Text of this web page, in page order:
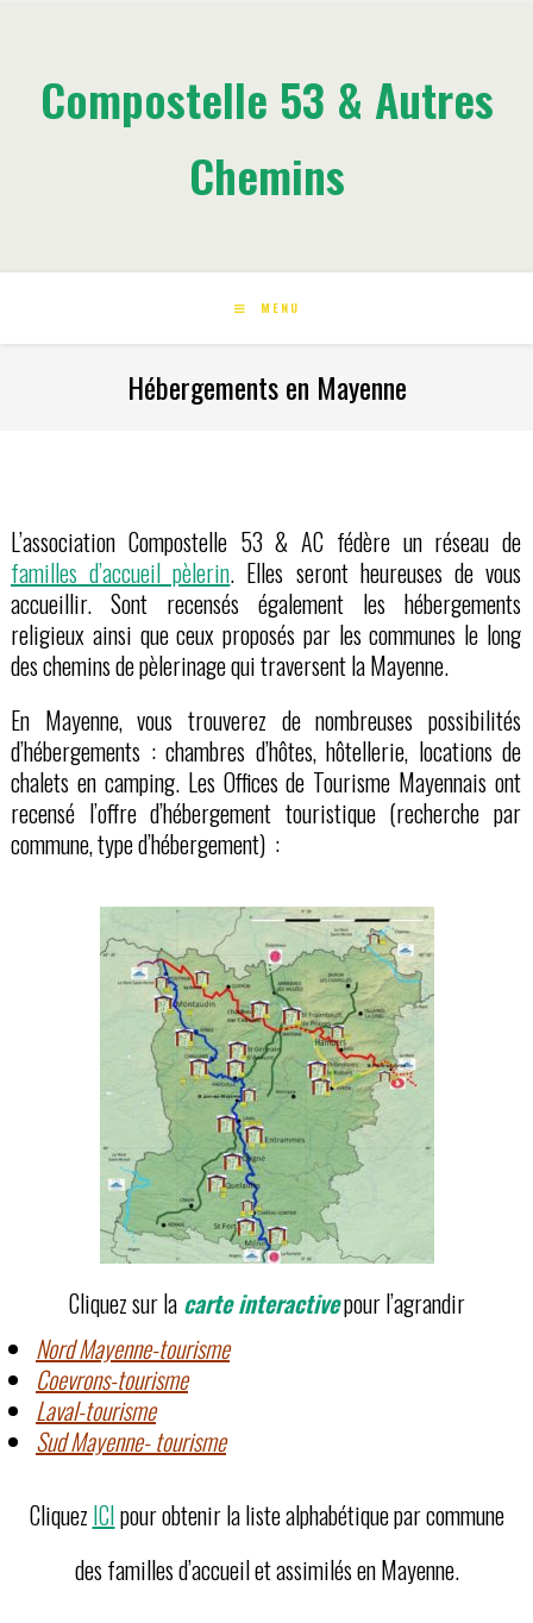
Compostelle 53 & Autres
Chemins
MENU
Hébergements en Mayenne
L’association Compostelle 53 & AC fédère un réseau de
familles d’accueil pèlerin. Elles seront heureuses de vous
accueillir. Sont recensés également les hébergements
religieux ainsi que ceux proposés par les communes le long
des chemins de pèlerinage qui traversent la Mayenne.
En Mayenne, vous trouverez de nombreuses possibilités
d’hébergements : chambres d’hôtes, hôtellerie, locations de
chalets en camping. Les Offices de Tourisme Mayennais ont
recensé l’offre d’hébergement touristique (recherche par
commune, type d’hébergement) :
Cliquez sur lacarte interactivepour l’agrandir
Nord Mayenne-tourisme
Coevrons-tourisme
Laval-tourisme
Sud Mayenne- tourisme
Cliquez ICIpour obtenir la liste alphabétique par commune
des familles d’accueil et assimilés en Mayenne.